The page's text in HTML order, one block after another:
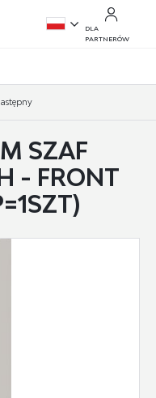
DLA
PARTNERÓW
SZAF
- FRONT